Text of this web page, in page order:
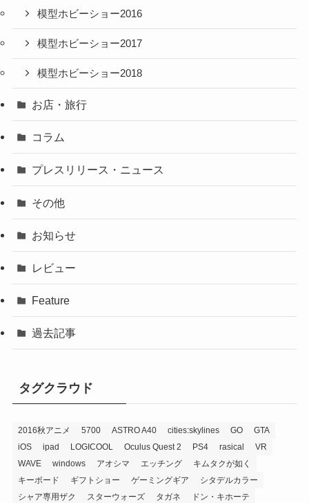
模型ホビーショー2016
模型ホビーショー2017
模型ホビーショー2018
お店・旅行
コラム
プレスリリース・ニュース
その他
お知らせ
レビュー
Feature
過去記事
タグクラウド
2016秋アニメ 5700 ASTRO A40 cities:skylines GO
GTA
iOS
ipad LOGICOOL Oculus Quest 2 PS4 rasical
VR
WAVE
windows アオシマ エッチング
キムタクが如く
キーボード
ギフトショー ゲーミングギア
シタデルカラー
シャア専用ザク
スターウォーズ タガネ
ドン・キホーテ